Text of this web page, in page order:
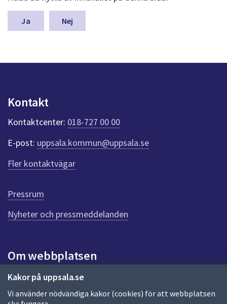
Kakor på uppsala.se
Vi använder nödvändiga kakor (cookies) för att webbplatsen
m
a
n
k
t
e
r
f
ö
r
e
n
n
a
d
a
Nej
Kontakt
Kontaktcenter: 018-727 00 00
E-post: uppsala.kommun@uppsala.se
Fler kontaktvägar
Pressrum
Nyheter och pressmeddelanden
Om webbplatsen
Om webbplatsen
Allmänna handlingar och diarium